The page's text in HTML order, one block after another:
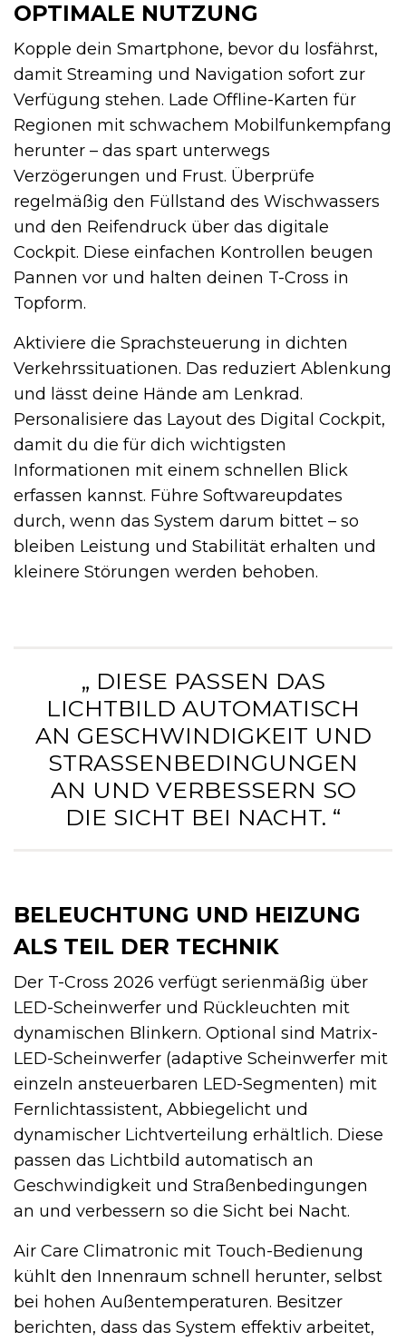
OPTIMALE NUTZUNG
Kopple dein Smartphone, bevor du losfährst,
damit Streaming und Navigation sofort zur
Verfügung stehen. Lade Offline-Karten für
Regionen mit schwachem Mobilfunkempfang
herunter – das spart unterwegs
Verzögerungen und Frust. Überprüfe
regelmäßig den Füllstand des Wischwassers
und den Reifendruck über das digitale
Cockpit. Diese einfachen Kontrollen beugen
Pannen vor und halten deinen T-Cross in
Topform.
Aktiviere die Sprachsteuerung in dichten
Verkehrssituationen. Das reduziert Ablenkung
und lässt deine Hände am Lenkrad.
Personalisiere das Layout des Digital Cockpit,
damit du die für dich wichtigsten
Informationen mit einem schnellen Blick
erfassen kannst. Führe Softwareupdates
durch, wenn das System darum bittet – so
bleiben Leistung und Stabilität erhalten und
kleinere Störungen werden behoben.
„ DIESE PASSEN DAS
LICHTBILD AUTOMATISCH
AN GESCHWINDIGKEIT UND
STRASSENBEDINGUNGEN A
N UND VERBESSERN SO D
IE SICHT BEI NACHT. “
BELEUCHTUNG UND HEIZUNG
ALS TEIL DER TECHNIK
Der T-Cross 2026 verfügt serienmäßig über
LED-Scheinwerfer und Rückleuchten mit
dynamischen Blinkern. Optional sind Matrix-
LED-Scheinwerfer (adaptive Scheinwerfer mit
einzeln ansteuerbaren LED-Segmenten) mit
Fernlichtassistent, Abbiegelicht und
dynamischer Lichtverteilung erhältlich. Diese
passen das Lichtbild automatisch an
Geschwindigkeit und Straßenbedingungen
an und verbessern so die Sicht bei Nacht.
Air Care Climatronic mit Touch-Bedienung
kühlt den Innenraum schnell herunter, selbst
bei hohen Außentemperaturen. Besitzer
berichten, dass das System effektiv arbeitet,